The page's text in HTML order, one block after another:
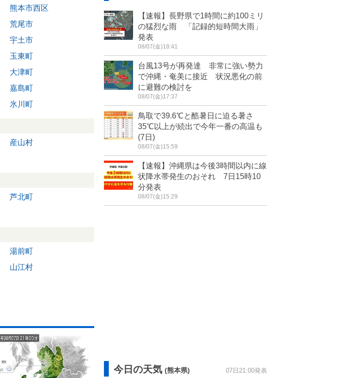
熊本市西区
荒尾市
宇土市
玉東町
大津町
嘉島町
氷川町
産山村
芦北町
湯前町
山江村
【速報】長野県で1時間に約100ミリ
の猛烈な雨 「記録的短時間大雨」
発表
08/07(金)18:41
台風13号が再発達 非常に強い勢力
で沖縄・奄美に接近 状況悪化の前
に避難の検討を
08/07(金)17:37
鳥取で39.6℃と酷暑日に迫る暑さ
35℃以上が続出で今年一番の高温も
(7日)
08/07(金)15:59
【速報】沖縄県は今後3時間以内に線
状降水帯発生のおそれ 7日15時10
分発表
08/07(金)15:29
今日の天気 (熊本県) 07日21:00発表